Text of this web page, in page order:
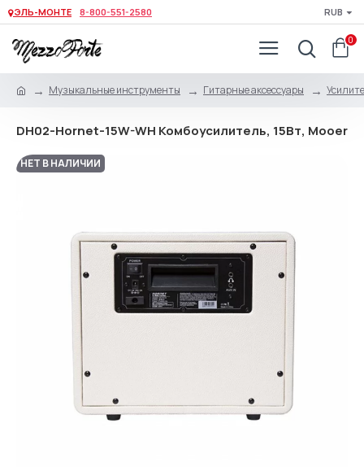
ЭЛЬ-МОНТЕ 8-800-551-2580 RUB
0
Музыкальные инструменты Гитарные аксессуары
DH02-Hornet-15W-WH Комбоусилитель, 15Вт, Mooer
НЕТ В НАЛИЧИИ